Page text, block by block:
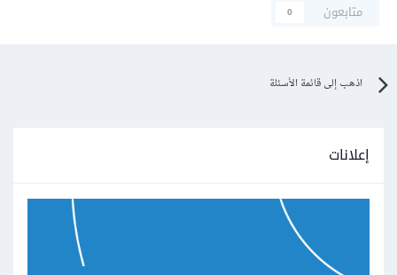
متابعون
0
اذهب إلى قائمة الأسئلة
إعلانات